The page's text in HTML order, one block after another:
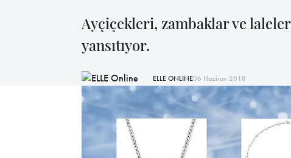
Ayçiçekleri, zambaklar ve
yansıtıyor.
ELLE ONLİNE06 Haziran 2018